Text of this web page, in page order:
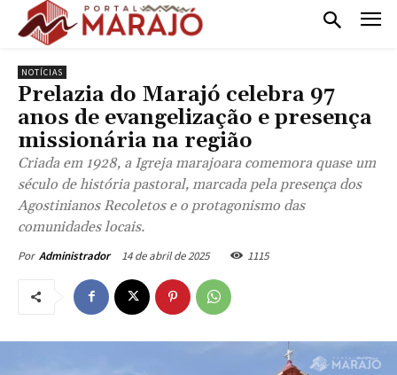
NOTÍCIAS
Prelazia do Marajó celebra 97
anos de evangelização e presença
missionária na região
Criada em 1928, a Igreja marajoara comemora quase um
século de história pastoral, marcada pela presença dos
Agostinianos Recoletos e o protagonismo das
comunidades locais.
Por Administrador 14 de abril de 2025 1115